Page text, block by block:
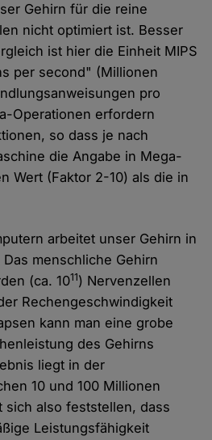
Gehirn für die reine
nicht optimiert ist. Besser
ist hier die Einheit MIPS
per second" (Millionen
pro
Operationen erfordern
so dass je nach
die Angabe in Mega-
Wert (Faktor 2-10) als die in
arbeitet unser Gehirn in
menschliche Gehirn
(ca. 1011) Nervenzellen
Rechengeschwindigkeit
kann man eine grobe
des Gehirns
liegt in der
10 und 100 Millionen
sich also feststellen, dass
Leistungsfähigkeit